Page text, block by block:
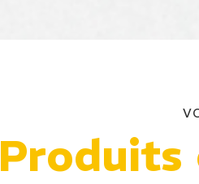
Produits